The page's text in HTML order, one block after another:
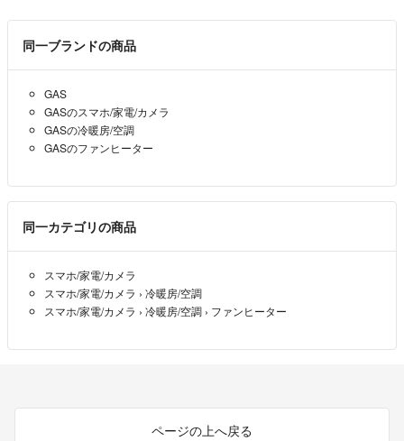
相談下さい。
取引メッセージは一度は頂けると安心します。
箱や紙袋を使用する大きな物を送付する場合は、リサイクル資材を使わ
せて頂いております。ご了承願います。
同一ブランドの商品
GAS
GASのスマホ/家電/カメラ
GASの冷暖房/空調
GASのファンヒーター
同一カテゴリの商品
スマホ/家電/カメラ
スマホ/家電/カメラ › 冷暖房/空調
スマホ/家電/カメラ › 冷暖房/空調 › ファンヒーター
ページの上へ戻る